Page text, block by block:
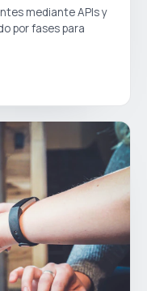
mediante APIs y
por fases para